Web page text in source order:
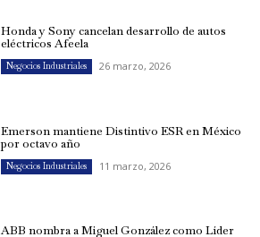
Honda y Sony cancelan desarrollo de autos
eléctricos Afeela
Negocios Industriales 26 marzo, 2026
Emerson mantiene Distintivo ESR en México
por octavo año
Negocios Industriales 11 marzo, 2026
ABB nombra a Miguel González como Líder